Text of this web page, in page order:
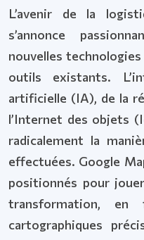
L’avenir de la
s’annonce
nouvelles
outils existants.
artificielle (IA), de la
l’Internet des objets
radicalement la
effectuées. Google
positionnés pour
transformation, en
cartographiques